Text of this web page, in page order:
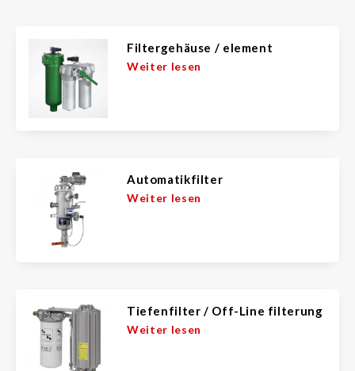
Filtergehäuse / element
Weiter lesen
Automatikfilter
Weiter lesen
Tiefenfilter / Off-Line filterung
Weiter lesen